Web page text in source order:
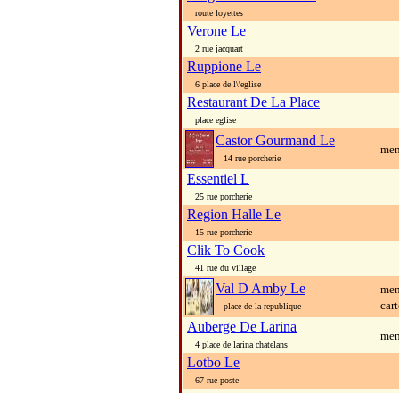
route loyettes
Verone Le
2 rue jacquart
Ruppione Le
6 place de l\'eglise
Restaurant De La Place
place eglise
Castor Gourmand Le
14 rue porcherie
Essentiel L
25 rue porcherie
Region Halle Le
15 rue porcherie
Clik To Cook
41 rue du village
Val D Amby Le
place de la republique
Auberge De Larina
4 place de larina chatelans
Lotbo Le
67 rue poste